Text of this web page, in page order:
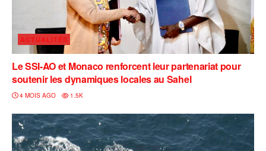
ACTUALITÉS
Le SSI-AO et Monaco renforcent leur partenariat pour
soutenir les dynamiques locales au Sahel
4 MOIS AGO 1.5K